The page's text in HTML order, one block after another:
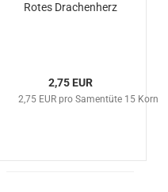
Rotes Drachenherz
2,75 EUR
2,75 EUR pro Samentüte 15 Korn